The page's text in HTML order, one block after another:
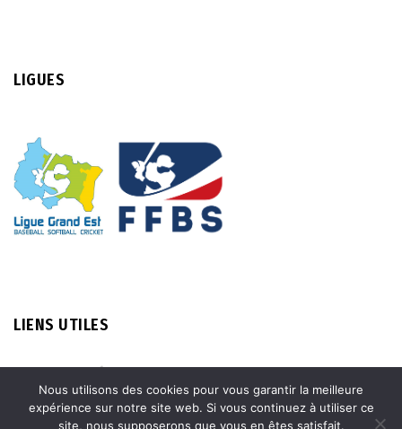
LIGUES
LIENS UTILES
INSCRIPTION & DOCUMENTS
Nous utilisons des cookies pour vous garantir la meilleure
expérience sur notre site web. Si vous continuez à utiliser ce
site, nous supposerons que vous en êtes satisfait.